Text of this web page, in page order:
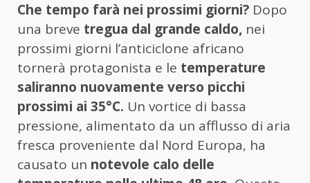
Che tempo farà nei prossimi giorni? Dopo
una breve tregua dal grande caldo, nei
prossimi giorni l’anticiclone africano
tornerà protagonista e le temperature
saliranno nuovamente verso picchi
prossimi ai 35°C. Un vortice di bassa
pressione, alimentato da un afflusso di aria
fresca proveniente dal Nord Europa, ha
causato un notevole calo delle